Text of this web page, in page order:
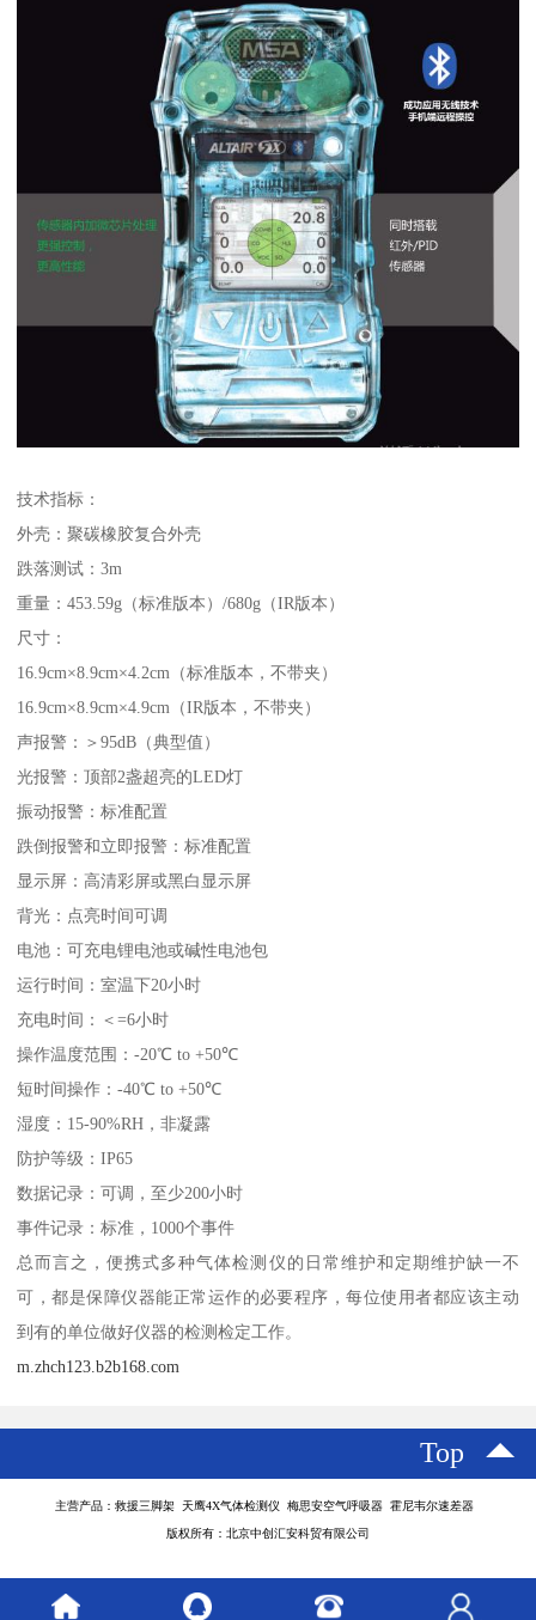
技术指标：
外壳：聚碳橡胶复合外壳
跌落测试：3m
重量：453.59g（标准版本）/680g（IR版本）
尺寸：
16.9cm×8.9cm×4.2cm（标准版本，不带夹）
16.9cm×8.9cm×4.9cm（IR版本，不带夹）
声报警：＞95dB（典型值）
光报警：顶部2盏超亮的LED灯
振动报警：标准配置
跌倒报警和立即报警：标准配置
显示屏：高清彩屏或黑白显示屏
背光：点亮时间可调
电池：可充电锂电池或碱性电池包
运行时间：室温下20小时
充电时间：＜=6小时
操作温度范围：-20℃ to +50℃
短时间操作：-40℃ to +50℃
湿度：15-90%RH，非凝露
防护等级：IP65
数据记录：可调，至少200小时
事件记录：标准，1000个事件
总而言之，便携式多种气体检测仪的日常维护和定期维护缺一不
可，都是保障仪器能正常运作的必要程序，每位使用者都应该主动
到有的单位做好仪器的检测检定工作。
m.zhch123.b2b168.com
Top
主营产品：救援三脚架 天鹰4X气体检测仪 梅思安空气呼吸器 霍尼韦尔速差器
版权所有：北京中创汇安科贸有限公司